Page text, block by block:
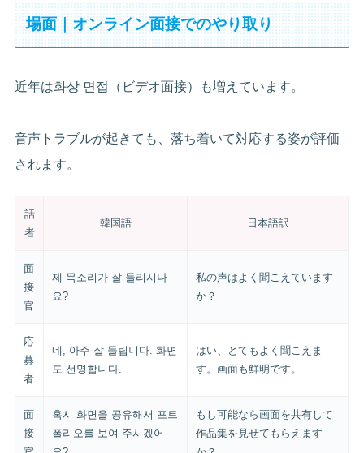
場面｜オンライン面接でのやり取り
近年は화상 면접（ビデオ面接）も増えています。
音声トラブルが起きても、落ち着いて対応する姿が評価
されます。
話
者
韓国語 日本語訳
面
接
官
제 목소리가 잘 들리시나
요?
私の声はよく聞こえています
か？
応
募
者
네, 아주 잘 들립니다. 화면
도 선명합니다.
はい、とてもよく聞こえま
す。画面も鮮明です。
面
接
혹시 화면을 공유해서 포트
폴리오를 보여 주시겠어
もし可能なら画面を共有して
作品集を見せてもらえます